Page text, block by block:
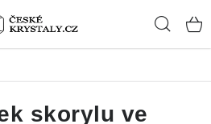
skorylu ve